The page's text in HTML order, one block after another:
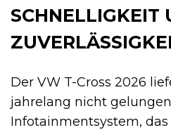
SCHNELLIGKEIT
Der VW T-Cross 2026
jahrelang nicht
Infotainmentsystem,